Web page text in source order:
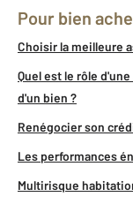
Pour bien
Choisir la meilleure
Quel est le rôle
d'un bien ?
Renégocier son
Les performances
Multirisque